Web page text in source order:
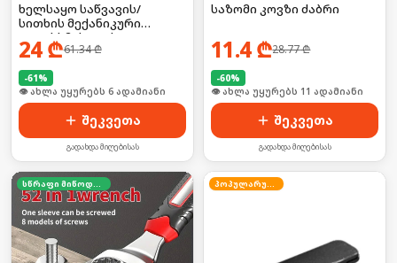
ხელსაყო საწვავის/
სითხის მექანიკური
გადასხმისთვის
24₾61.34₾
-61%
🛒 ბოლო 24სთ-ში იყიდა 8-მა
შეკვეთა
გადახდა მიღებისას
საზომი კოვზი ძაბრი
11.4₾28.77₾
-60%
🛒 ბოლო 24სთ-ში იყიდა 14-მა
შეკვეთა
გადახდა მიღებისას
სწრაფი მიწოდება პოპულარული